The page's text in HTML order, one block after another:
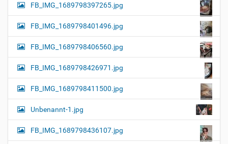
FB_IMG_1689798397265.jpg
FB_IMG_1689798401496.jpg
FB_IMG_1689798406560.jpg
FB_IMG_1689798426971.jpg
FB_IMG_1689798411500.jpg
Unbenannt-1.jpg
FB_IMG_1689798436107.jpg